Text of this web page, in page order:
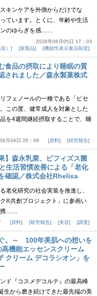
キンケアを外側からだけでな
ています。とくに、年齢や生活
ンのゆらぎを感……
2026年08月05日 17：03
） 新製品 機能性表示食品制度
食品の摂取により睡眠の質
されました／森永製菓株式
フェノールの一種である「ピセ
この度、健常成人を対象とした
を4週間継続摂取することで、睡
月04日 20：09 原料 研究報告
】森永乳業、ビフィズス菌
生活習慣改善による「老化
確認／株式会社Rhelixa
老化研究の社会実装を推進し、
®共創プロジェクト」に参画い
携……
原料 研究報告 美容 調査
。～ 100年美肌への想いを
機能エッセンスクリーム
クリーム デコラシオン」を
ド『コスメデコルテ』の最高峰
生から磨き続けてきた最先端の美